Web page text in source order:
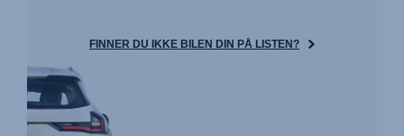
FINNER DU IKKE BILEN DIN PÅ LISTEN?